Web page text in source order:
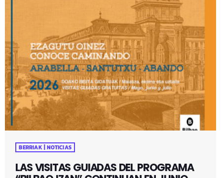
BERRIAK | NOTICIAS
LAS VISITAS GUIADAS DEL PROGRAMA